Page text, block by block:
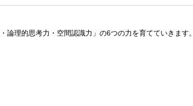
理的思考力・空間認識力」の6つの力を育てていきます。